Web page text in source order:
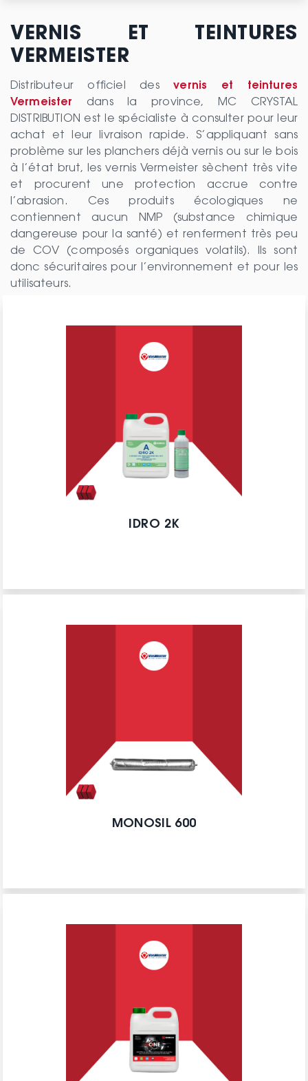
VERNIS ET TEINTURES
VERMEISTER
Distributeur officiel desvernis et teintures
Vermeister
dans la province, MC CRYSTAL
DISTRIBUTION est le spécialiste à consulter pour leur
achat et leur livraison rapide. S’appliquant sans
problème sur les planchers déjà vernis ou sur le bois
à l’état brut, les vernis Vermeister sèchent très vite
et procurent une protection accrue contre
l’abrasion. Ces produits écologiques ne
contiennent aucun NMP (substance chimique
dangereuse pour la santé) et renferment très peu
de COV (composés organiques volatils). Ils sont
donc sécuritaires pour l’environnement et pour les
utilisateurs.
IDRO 2K
MONOSIL 600